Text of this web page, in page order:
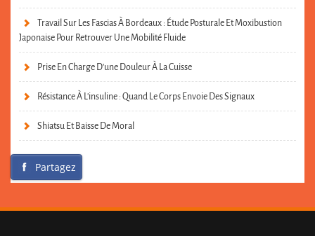
Travail Sur Les Fascias À Bordeaux : Étude Posturale Et Moxibustion
Japonaise Pour Retrouver Une Mobilité Fluide
Prise En Charge D’une Douleur À La Cuisse
Résistance À L’insuline : Quand Le Corps Envoie Des Signaux
Shiatsu Et Baisse De Moral
Partagez